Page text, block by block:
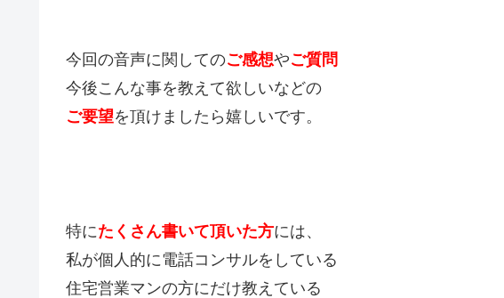
今回の音声に関してのご感想やご質問
今後こんな事を教えて欲しいなどの
ご要望を頂けましたら嬉しいです。
特にたくさん書いて頂いた方には、
私が個人的に電話コンサルをしている
住宅営業マンの方にだけ教えている